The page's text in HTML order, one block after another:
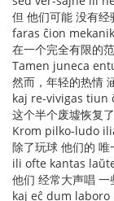
但 他们可能 没有经
faras ĉion
在一个完全有限的
Tamen juneca
然而，年轻的热情
kaj re-vivigas tiun
这个半个废墟恢复
Krom pilko-ludo
除了玩球 他们的 唯
ili ofte kantas
他们 经常大声唱 一
kaj eĉ dum laboro